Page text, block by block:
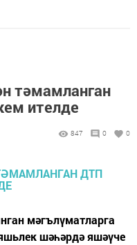
тәмамланган
ителде
847 0 0
мәгълүматларга
шәһәрдә яшәүче